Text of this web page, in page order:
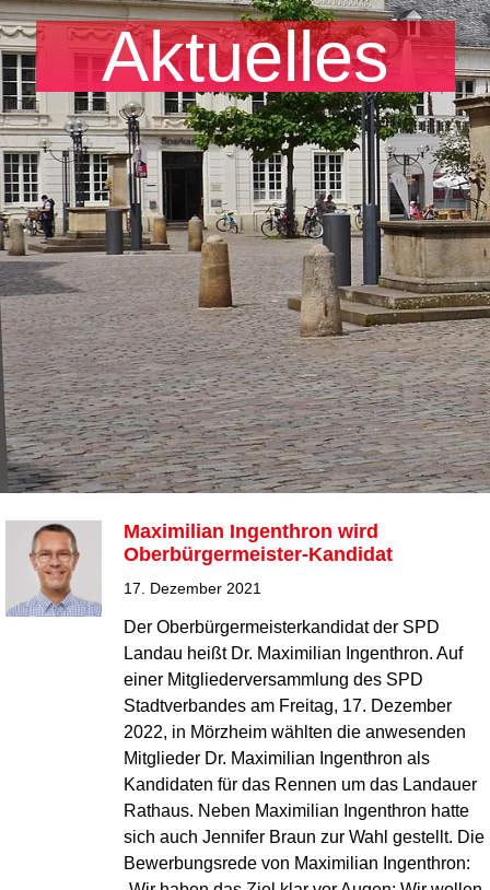
Aktuelles
Maximilian Ingenthron wird
Oberbürgermeister-Kandidat
17. Dezember 2021
Der Oberbürgermeisterkandidat der SPD
Landau heißt Dr. Maximilian Ingenthron. Auf
einer Mitgliederversammlung des SPD
Stadtverbandes am Freitag, 17. Dezember
2022, in Mörzheim wählten die anwesenden
Mitglieder Dr. Maximilian Ingenthron als
Kandidaten für das Rennen um das Landauer
Rathaus. Neben Maximilian Ingenthron hatte
sich auch Jennifer Braun zur Wahl gestellt. Die
Bewerbungsrede von Maximilian Ingenthron: